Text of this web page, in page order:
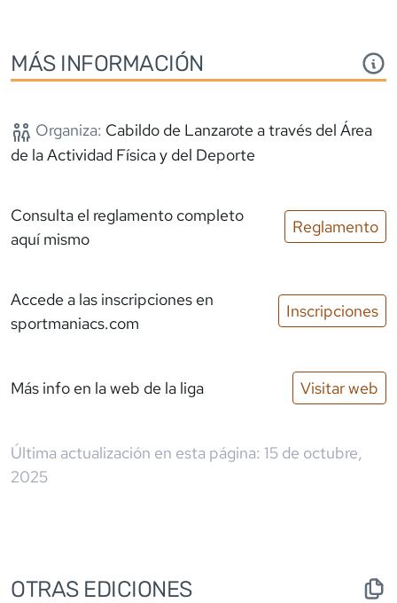
MÁS INFORMACIÓN
Organiza: Cabildo de Lanzarote a través del Área
de la Actividad Física y del Deporte
Consulta el reglamento completo
aquí mismo
Reglamento
Accede a las inscripciones en
sportmaniacs.com
Inscripciones
Más info en la web de la liga Visitar web
Última actualización en esta página: 15 de octubre,
2025
OTRAS EDICIONES